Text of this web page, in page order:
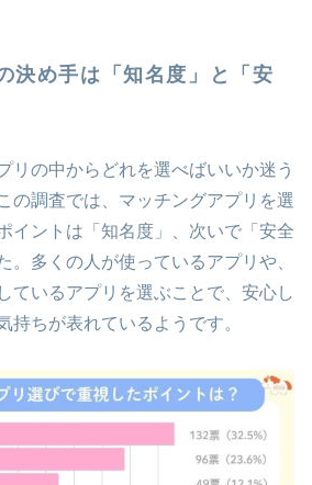
決め手は「知名度」と「安
リの中からどれを選べばいいか迷う
の調査では、マッチングアプリを選
イントは「知名度」、次いで「安全
。多くの人が使っているアプリや、
ているアプリを選ぶことで、安心し
持ちが表れているようです。